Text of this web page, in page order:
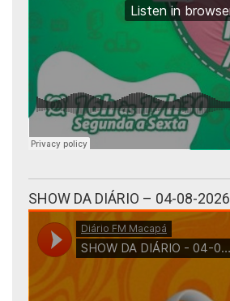
SHOW DA DIÁRIO – 04-08-2026